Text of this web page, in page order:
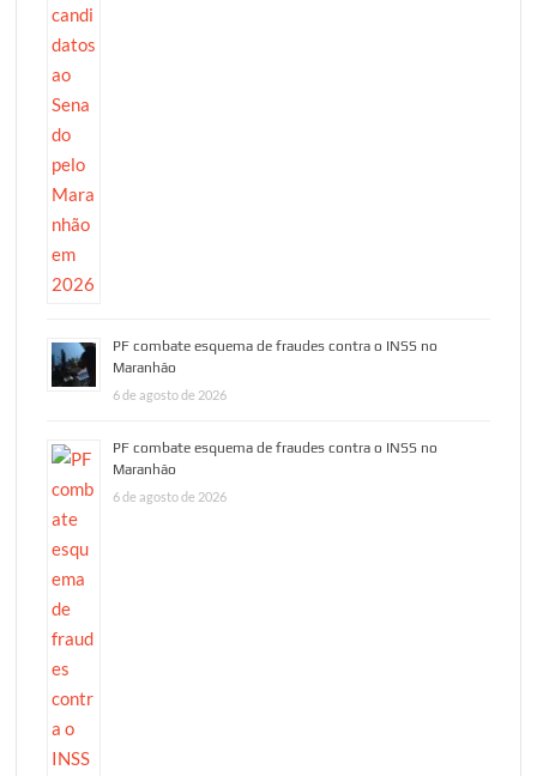
PF combate esquema de fraudes contra o INSS no
Maranhão
6 de agosto de 2026
PF combate esquema de fraudes contra o INSS no
Maranhão
6 de agosto de 2026